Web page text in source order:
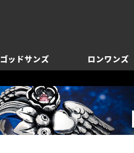
ゴッドサンズ ロンワンズ